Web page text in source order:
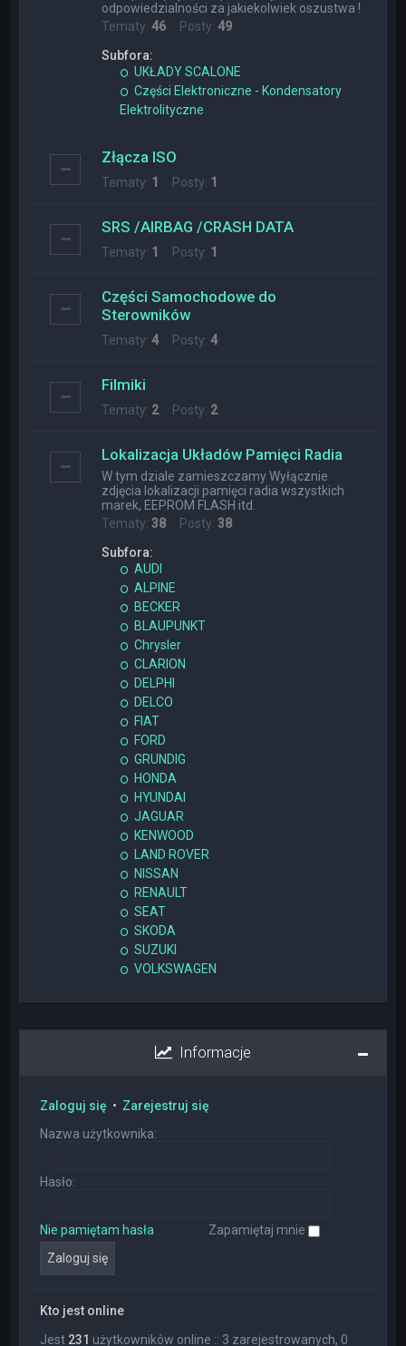
odpowiedzialności za jakiekolwiek oszustwa !
Tematy:46 Posty:49
Subfora:
UKŁADY SCALONE
Części Elektroniczne - Kondensatory
Elektrolityczne
Złącza ISO
Tematy: 1 Posty: 1
SRS /AIRBAG /CRASH DATA
Tematy: 1 Posty: 1
Części Samochodowe do
Sterowników
Tematy:4Posty:4
Filmiki
Tematy: 2Posty: 2
Lokalizacja Układów Pamięci Radia
W tym dziale zamieszczamy Wyłącznie
zdjęcia lokalizacji pamięci radia wszystkich
marek, EEPROM FLASH itd.
Tematy:38 Posty:38
Subfora:
AUDI
ALPINE
BECKER
BLAUPUNKT
Chrysler
CLARION
DELPHI
DELCO
FIAT
FORD
GRUNDIG
HONDA
HYUNDAI
JAGUAR
KENWOOD
LAND ROVER
NISSAN
RENAULT
SEAT
SKODA
SUZUKI
VOLKSWAGEN
Informacje
Zaloguj się • Zarejestruj się
Nazwa użytkownika:
Hasło:
Nie pamiętam hasła Zapamiętaj mnie
Kto jest online
Jest 231 użytkowników online :: 3 zarejestrowanych, 0